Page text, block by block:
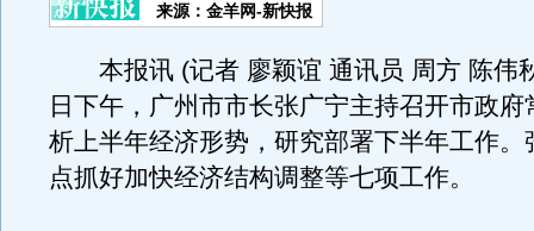
来源：金羊网-新快报
本报讯 (记者 廖颖谊 通讯员 周方 陈伟
日下午，广州市市长张广宁主持召开市政府
析上半年经济形势，研究部署下半年工作。
点抓好加快经济结构调整等七项工作。